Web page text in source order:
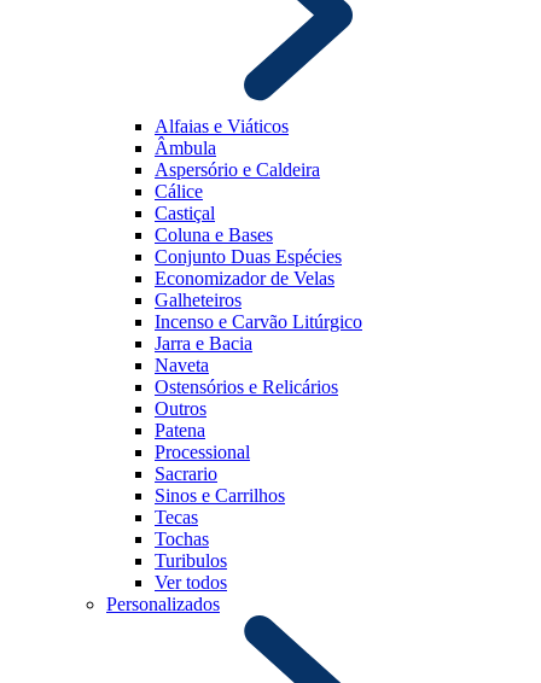
Alfaias e Viáticos
Âmbula
Aspersório e Caldeira
Cálice
Castiçal
Coluna e Bases
Conjunto Duas Espécies
Economizador de Velas
Galheteiros
Incenso e Carvão Litúrgico
Jarra e Bacia
Naveta
Ostensórios e Relicários
Outros
Patena
Processional
Sacrario
Sinos e Carrilhos
Tecas
Tochas
Turibulos
Ver todos
Personalizados